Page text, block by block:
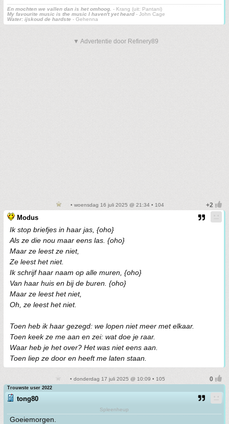
En mochten we vallen dan is het omhoog. - Krang (uit: Pantani)
My favourite music is the music I haven't yet heard - John Cage
Water: ijskoud de hardste - Gehenna
▼ Advertentie door Refinery89
• woensdag 16 juli 2025 @ 21:34 • 104
Modus
Ik stop briefjes in haar jas, {oho}
Als ze die nou maar eens las. {oho}
Maar ze leest ze niet,
Ze leest het niet.
Ik schrijf haar naam op alle muren, {oho}
Van haar huis en bij de buren. {oho}
Maar ze leest het niet,
Oh, ze leest het niet.
Toen heb ik haar gezegd: we lopen niet meer met elkaar.
Toen keek ze me aan en zei: wat doe je raar.
Waar heb je het over? Het was niet eens aan.
Toen liep ze door en heeft me laten staan.
• donderdag 17 juli 2025 @ 10:09 • 105
Trouwste user 2022
tong80
Spleenheup
Goeiemorgen.